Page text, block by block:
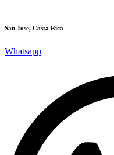
San Jose, Costa Rica
Whatsapp